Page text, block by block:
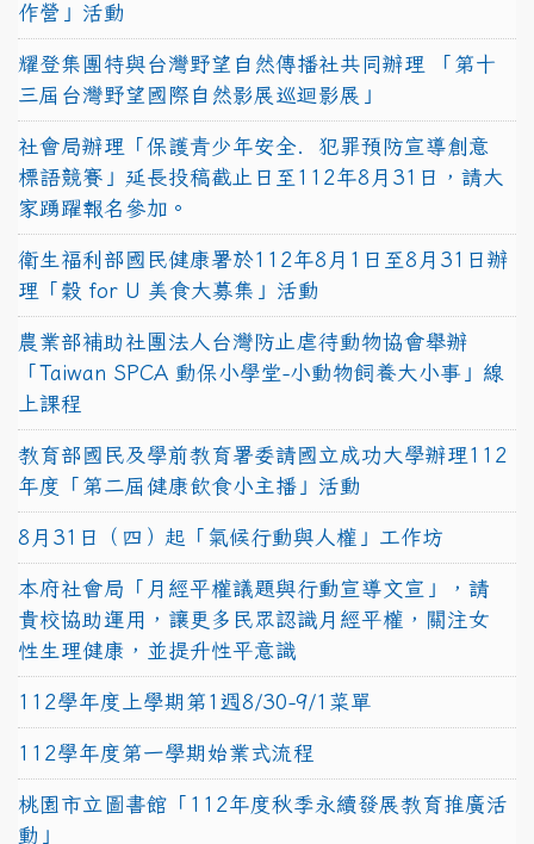
作營」活動
耀登集團特與台灣野望自然傳播社共同辦理 「第十
三屆台灣野望國際自然影展巡迴影展」
社會局辦理「保護青少年安全．犯罪預防宣導創意
標語競賽」延長投稿截止日至112年8月31日，請大
家踴躍報名參加。
衛生福利部國民健康署於112年8月1日至8月31日辦
理「穀 for U 美食大募集」活動
農業部補助社團法人台灣防止虐待動物協會舉辦
「Taiwan SPCA 動保小學堂-小動物飼養大小事」線
上課程
教育部國民及學前教育署委請國立成功大學辦理112
年度「第二屆健康飲食小主播」活動
8月31日（四）起「氣候行動與人權」工作坊
本府社會局「月經平權議題與行動宣導文宣」，請
貴校協助運用，讓更多民眾認識月經平權，關注女
性生理健康，並提升性平意識
112學年度上學期第1週8/30-9/1菜單
112學年度第一學期始業式流程
桃園市立圖書館「112年度秋季永續發展教育推廣活
動」